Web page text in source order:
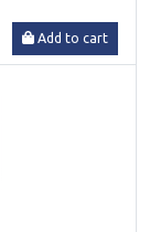
Add to cart